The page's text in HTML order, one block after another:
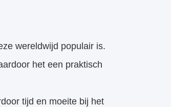
wereldwijd populair is.
het een praktisch
tijd en moeite bij het